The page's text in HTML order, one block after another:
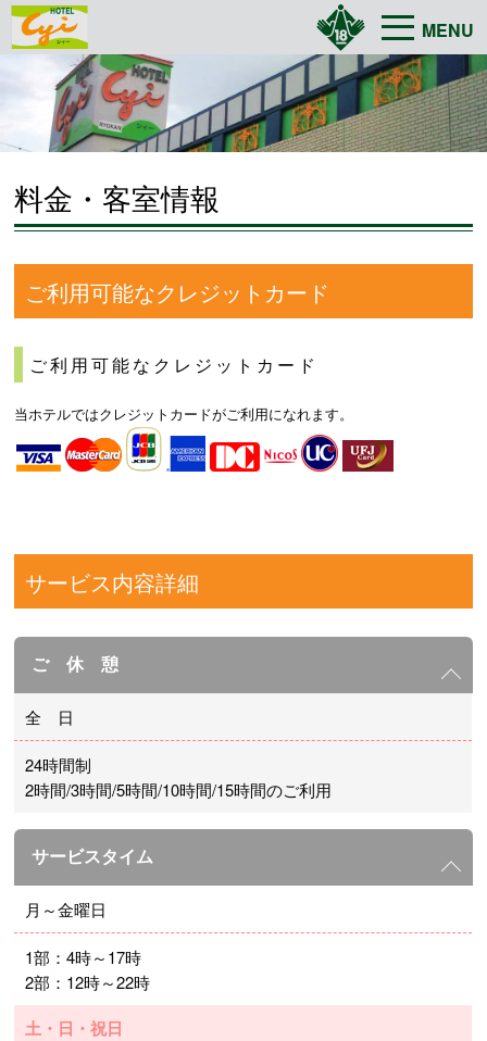
MENU
料金・客室情報
ご利用可能なクレジットカード
ご利用可能なクレジットカード
当ホテルではクレジットカードがご利用になれます。
サービス内容詳細
ご 休 憩
全 日
24時間制
2時間/3時間/5時間/10時間/15時間のご利用
サービスタイム
月～金曜日
1部：4時～17時
2部：12時～22時
土・日・祝日